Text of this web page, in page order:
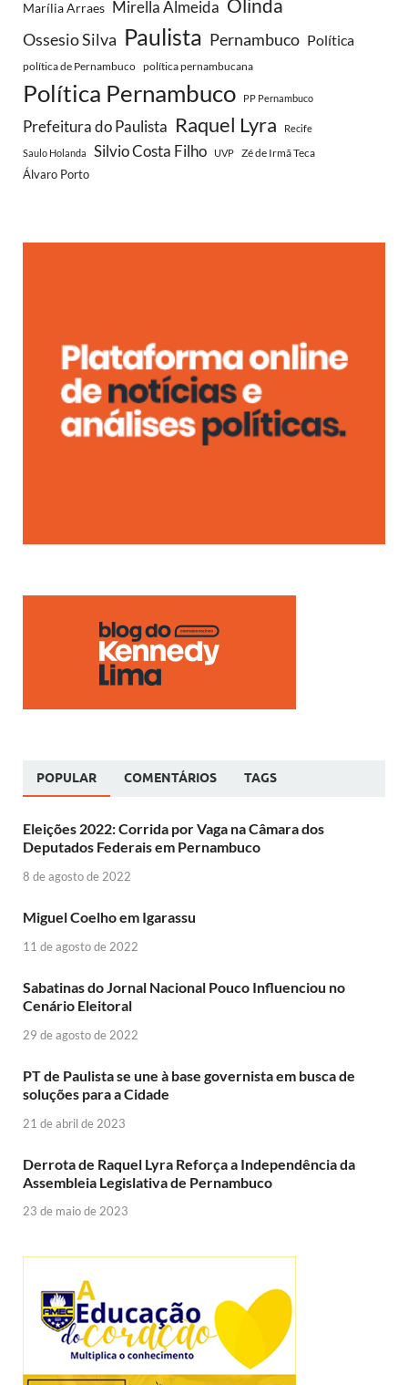
Marília Arraes Mirella Almeida Olinda
Ossesio Silva Paulista Pernambuco Política
política de Pernambuco política pernambucana
Política Pernambuco PP Pernambuco
Prefeitura do Paulista Raquel Lyra Recife
Saulo Holanda Silvio Costa Filho UVP Zé de Irmã Teca
Álvaro Porto
POPULAR COMENTÁRIOS TAGS
Eleições 2022: Corrida por Vaga na Câmara dos
Deputados Federais em Pernambuco
8 de agosto de 2022
Miguel Coelho em Igarassu
11 de agosto de 2022
Sabatinas do Jornal Nacional Pouco Influenciou no
Cenário Eleitoral
29 de agosto de 2022
PT de Paulista se une à base governista em busca de
soluções para a Cidade
21 de abril de 2023
Derrota de Raquel Lyra Reforça a Independência da
Assembleia Legislativa de Pernambuco
23 de maio de 2023